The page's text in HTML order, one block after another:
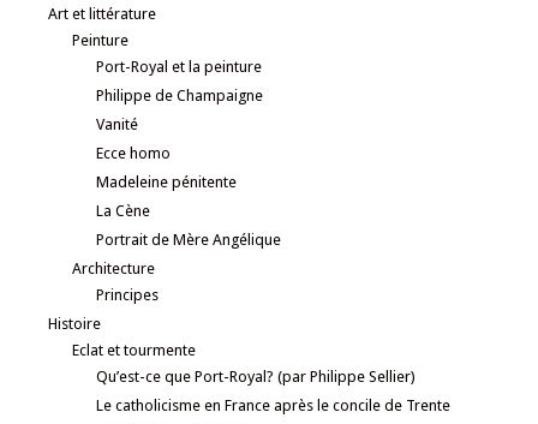
Art et littérature
Peinture
Port-Royal et la peinture
Philippe de Champaigne
Vanité
Ecce homo
Madeleine pénitente
La Cène
Portrait de Mère Angélique
Architecture
Principes
Histoire
Eclat et tourmente
Qu’est-ce que Port-Royal? (par Philippe Sellier)
Le catholicisme en France après le concile de Trente